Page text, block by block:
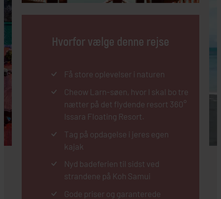
Hvorfor vælge denne rejse
Få store oplevelser i naturen
Cheow Larn-søen, hvor I skal bo tre
nætter på det flydende resort 360°
Issara Floating Resort.
Tag på opdagelse i jeres egen
kajak
Nyd badeferien til sidst ved
strandene på Koh Samui
Gode priser og garanterede